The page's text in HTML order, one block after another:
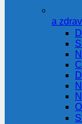
a